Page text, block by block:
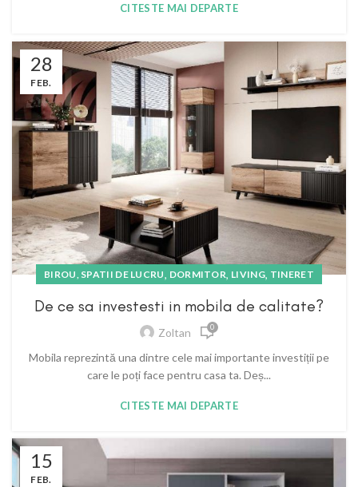
CITESTE MAI DEPARTE
28
FEB.
BIROU, SPATII DE LUCRU, DORMITOR, LIVING, TINERET
De ce sa investesti in mobila de calitate?
Zoltan 0
Mobila reprezintă una dintre cele mai importante investiții pe
care le poți face pentru casa ta. Deș...
CITESTE MAI DEPARTE
15
FEB.